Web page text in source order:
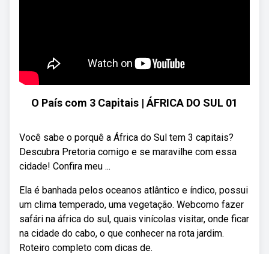
O País com 3 Capitais | ÁFRICA DO SUL 01
Você sabe o porquê a África do Sul tem 3 capitais?
Descubra Pretoria comigo e se maravilhe com essa
cidade! Confira meu ...
Ela é banhada pelos oceanos atlântico e índico, possui
um clima temperado, uma vegetação. Webcomo fazer
safári na áfrica do sul, quais vinícolas visitar, onde ficar
na cidade do cabo, o que conhecer na rota jardim.
Roteiro completo com dicas de.